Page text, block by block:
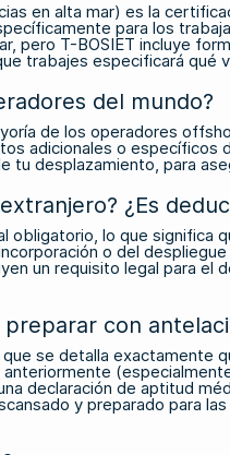
en alta mar) es la
para los
pero T-BOSIET incluye
trabajes especificará qué
del mundo?
de los operadores
adicionales o específicos
desplazamiento, para
¿Es
obligatorio, lo que
o del
un requisito legal para el
con
se detalla exactamente
declaración de aptitud
y preparado para